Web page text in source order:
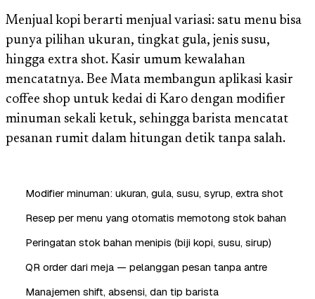
Menjual kopi berarti menjual variasi: satu menu bisa
punya pilihan ukuran, tingkat gula, jenis susu,
hingga extra shot. Kasir umum kewalahan
mencatatnya. Bee Mata membangun aplikasi kasir
coffee shop untuk kedai di Karo dengan modifier
minuman sekali ketuk, sehingga barista mencatat
pesanan rumit dalam hitungan detik tanpa salah.
Modifier minuman: ukuran, gula, susu, syrup, extra shot
Resep per menu yang otomatis memotong stok bahan
Peringatan stok bahan menipis (biji kopi, susu, sirup)
QR order dari meja — pelanggan pesan tanpa antre
Manajemen shift, absensi, dan tip barista